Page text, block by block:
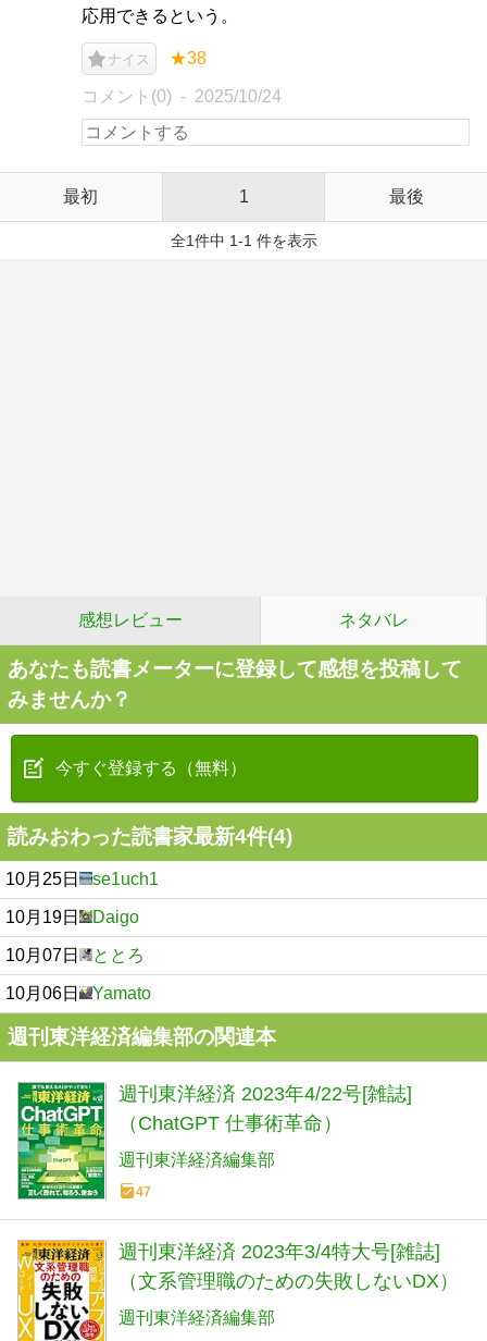
応用できるという。
ナイス ★38
コメント(0) 2025/10/24
最初 1 最後
全1件中 1-1 件を表示
感想レビュー ネタバレ
あなたも読書メーターに登録して感想を投稿して
みませんか？
今すぐ登録する（無料）
読みおわった読書家最新4件(4)
10月25日 se1uch1
10月19日 Daigo
10月07日 ととろ
10月06日 Yamato
週刊東洋経済編集部の関連本
週刊東洋経済 2023年4/22号[雑誌]
（ChatGPT 仕事術革命）
週刊東洋経済編集部
47
週刊東洋経済 2023年3/4特大号[雑誌]
（文系管理職のための失敗しないDX）
週刊東洋経済編集部